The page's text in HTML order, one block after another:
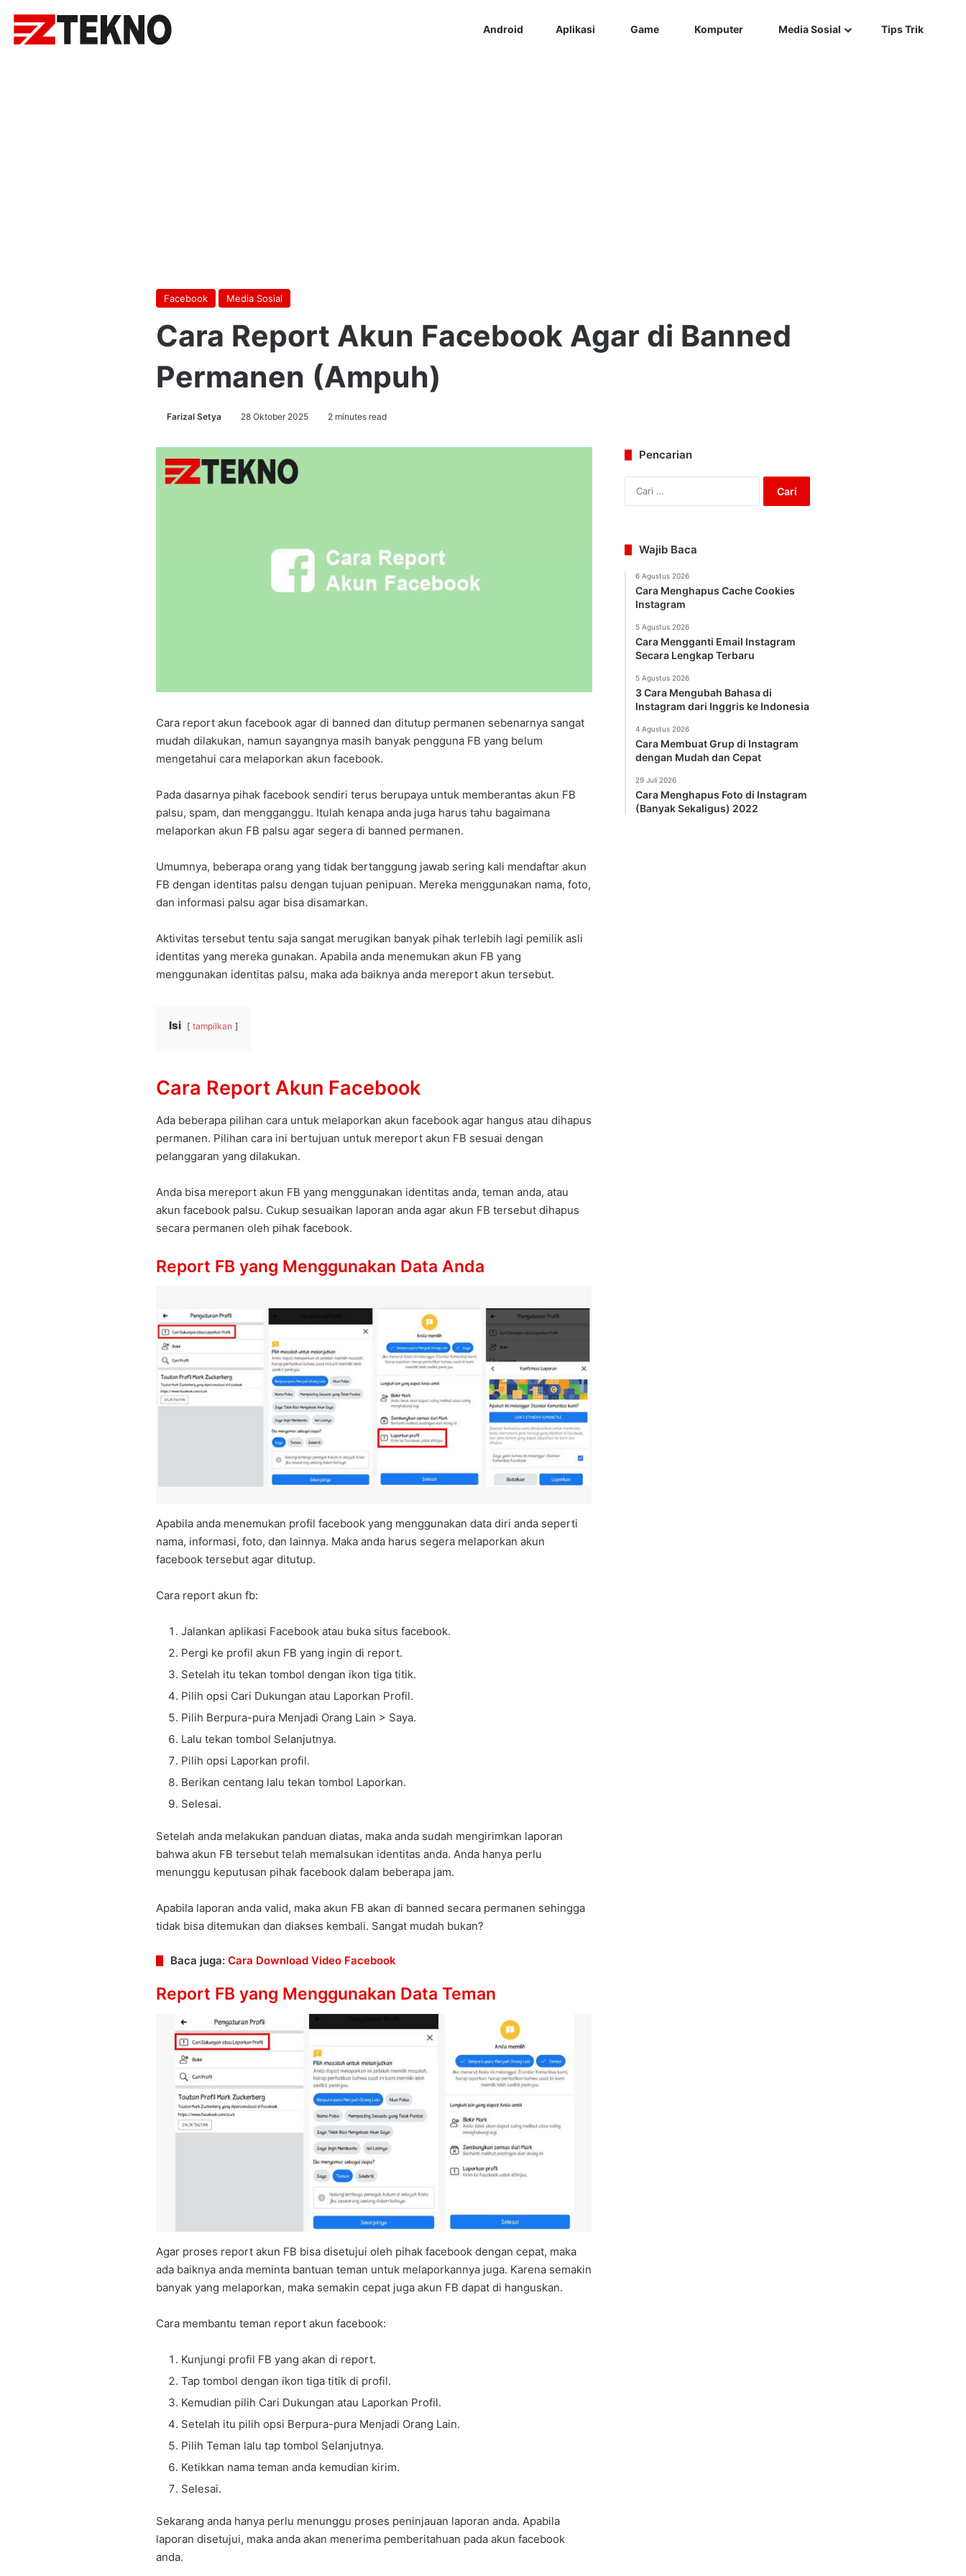
Android Aplikasi Game Komputer Media Sosial Tips Trik
Facebook Media Sosial
Cara Report Akun Facebook Agar di Banned
Permanen (Ampuh)
Farizal Setya 28 Oktober 2025 2 minutes read
Cara report akun facebook agar di banned dan ditutup permanen sebenarnya sangat
mudah dilakukan, namun sayangnya masih banyak pengguna FB yang belum
mengetahui cara melaporkan akun facebook.
Pada dasarnya pihak facebook sendiri terus berupaya untuk memberantas akun FB
palsu, spam, dan mengganggu. Itulah kenapa anda juga harus tahu bagaimana
melaporkan akun FB palsu agar segera di banned permanen.
Umumnya, beberapa orang yang tidak bertanggung jawab sering kali mendaftar akun
FB dengan identitas palsu dengan tujuan penipuan. Mereka menggunakan nama, foto,
dan informasi palsu agar bisa disamarkan.
Aktivitas tersebut tentu saja sangat merugikan banyak pihak terlebih lagi pemilik asli
identitas yang mereka gunakan. Apabila anda menemukan akun FB yang
menggunakan identitas palsu, maka ada baiknya anda mereport akun tersebut.
Isi tampilkan
Cara Report Akun Facebook
Ada beberapa pilihan cara untuk melaporkan akun facebook agar hangus atau dihapus
permanen. Pilihan cara ini bertujuan untuk mereport akun FB sesuai dengan
pelanggaran yang dilakukan.
Anda bisa mereport akun FB yang menggunakan identitas anda, teman anda, atau
akun facebook palsu. Cukup sesuaikan laporan anda agar akun FB tersebut dihapus
secara permanen oleh pihak facebook.
Report FB yang Menggunakan Data Anda
Apabila anda menemukan profil facebook yang menggunakan data diri anda seperti
nama, informasi, foto, dan lainnya. Maka anda harus segera melaporkan akun
facebook tersebut agar ditutup.
Cara report akun fb:
Jalankan aplikasi Facebook atau buka situs facebook.
Pergi ke profil akun FB yang ingin di report.
Setelah itu tekan tombol dengan ikon tiga titik.
Pilih opsi Cari Dukungan atau Laporkan Profil.
Pilih Berpura-pura Menjadi Orang Lain > Saya.
Lalu tekan tombol Selanjutnya.
Pilih opsi Laporkan profil.
Berikan centang lalu tekan tombol Laporkan.
Selesai.
Setelah anda melakukan panduan diatas, maka anda sudah mengirimkan laporan
bahwa akun FB tersebut telah memalsukan identitas anda. Anda hanya perlu
menunggu keputusan pihak facebook dalam beberapa jam.
Apabila laporan anda valid, maka akun FB akan di banned secara permanen sehingga
tidak bisa ditemukan dan diakses kembali. Sangat mudah bukan?
Baca juga: Cara Download Video Facebook
Report FB yang Menggunakan Data Teman
Agar proses report akun FB bisa disetujui oleh pihak facebook dengan cepat, maka
ada baiknya anda meminta bantuan teman untuk melaporkannya juga. Karena semakin
banyak yang melaporkan, maka semakin cepat juga akun FB dapat di hanguskan.
Cara membantu teman report akun facebook:
Kunjungi profil FB yang akan di report.
Tap tombol dengan ikon tiga titik di profil.
Kemudian pilih Cari Dukungan atau Laporkan Profil.
Setelah itu pilih opsi Berpura-pura Menjadi Orang Lain.
Pilih Teman lalu tap tombol Selanjutnya.
Ketikkan nama teman anda kemudian kirim.
Selesai.
Sekarang anda hanya perlu menunggu proses peninjauan laporan anda. Apabila
laporan disetujui, maka anda akan menerima pemberitahuan pada akun facebook
anda.
Pencarian
untuk:
Wajib Baca
6 Agustus 2026
Cara Menghapus Cache Cookies
Instagram
5 Agustus 2026
Cara Mengganti Email Instagram
Secara Lengkap Terbaru
5 Agustus 2026
3 Cara Mengubah Bahasa di
Instagram dari Inggris ke Indonesia
4 Agustus 2026
Cara Membuat Grup di Instagram
dengan Mudah dan Cepat
29 Juli 2026
Cara Menghapus Foto di Instagram
(Banyak Sekaligus) 2022